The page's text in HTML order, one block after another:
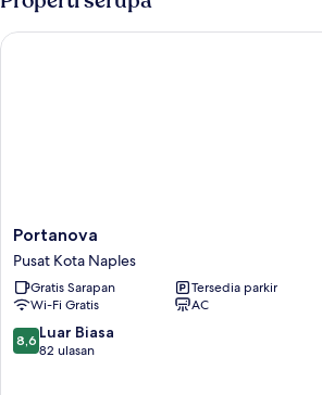
pemandangan
halaman
Portanova
Pusat
Kota
Naples
Portanova
Pusat Kota Naples
Gratis Sarapan
Tersedia parkir
Wi-Fi Gratis
AC
8.6
dari
8,6 Luar Biasa
82 ulasan
Portanova